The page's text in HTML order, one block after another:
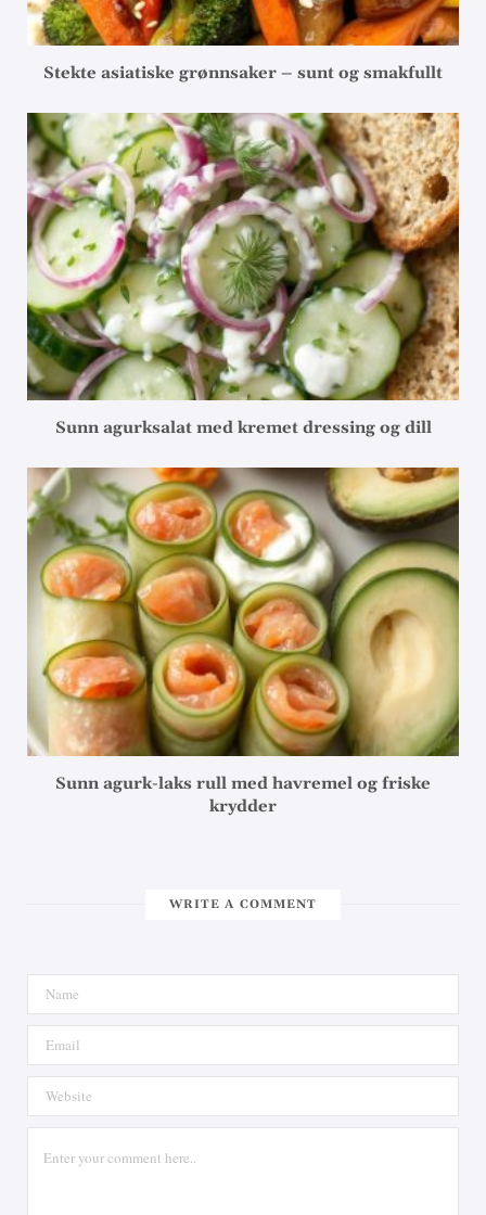
Stekte asiatiske grønnsaker – sunt og smakfullt
Sunn agurksalat med kremet dressing og dill
Sunn agurk-laks rull med havremel og friske
krydder
WRITE A COMMENT